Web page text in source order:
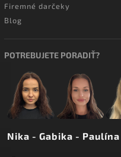
Firemné darčeky
Blog
POTREBUJETE PORADIŤ?
Nika - Gabika - Paulína